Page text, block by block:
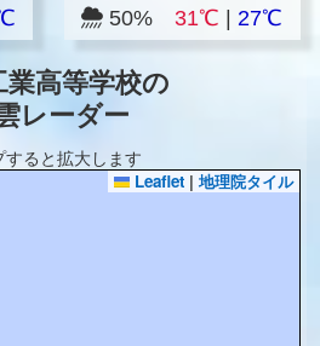
50%31℃ |27℃
業高等学校の
レーダー
すると拡大します
Leaflet | 地理院タイル